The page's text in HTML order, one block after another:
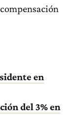
en
del 3% en